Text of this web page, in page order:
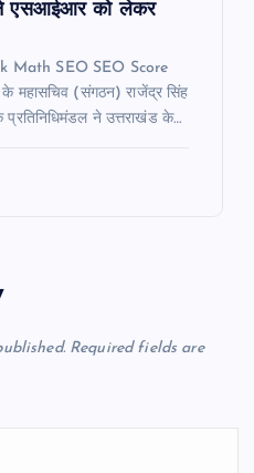
ने एसआईआर को लेकर
Math SEO SEO Score
महासचिव (संगठन) राजेंद्र सिंह
ने उत्तराखंड के…
Required fields are